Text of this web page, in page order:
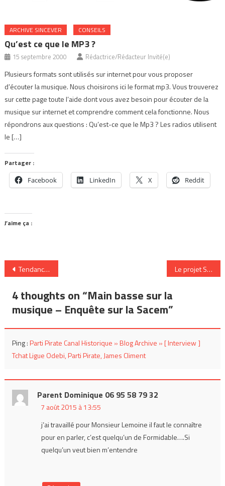
ARCHIVE SINCEVER CONSEILS
Qu’est ce que le MP3 ?
15 septembre 2000 Rédactrice/Rédacteur Invité(e)
Plusieurs formats sont utilisés sur internet pour vous proposer
d’écouter la musique. Nous choisirons ici le format mp3. Vous trouverez
sur cette page toute l’aide dont vous avez besoin pour écouter de la
musique sur internet et comprendre comment cela fonctionne. Nous
répondrons aux questions : Qu’est-ce que le Mp3 ? Les radios utilisent
le […]
Partager :
Facebook LinkedIn X Reddit
J’aime ça :
Navigation
de
l’article
Tendance Rasta Le projet Sucrepop
4 thoughts on “Main basse sur la
musique – Enquête sur la Sacem”
Ping :Parti Pirate Canal Historique » Blog Archive » [ Interview ]
Tchat Ligue Odebi, Parti Pirate, James Climent
Parent Dominique 06 95 58 79 32
7 août 2015 à 13:55
j’ai travaillé pour Monsieur Lemoine il faut le connaître
pour en parler, c’est quelqu’un de Formidable….Si
quelqu’un veut bien m’entendre